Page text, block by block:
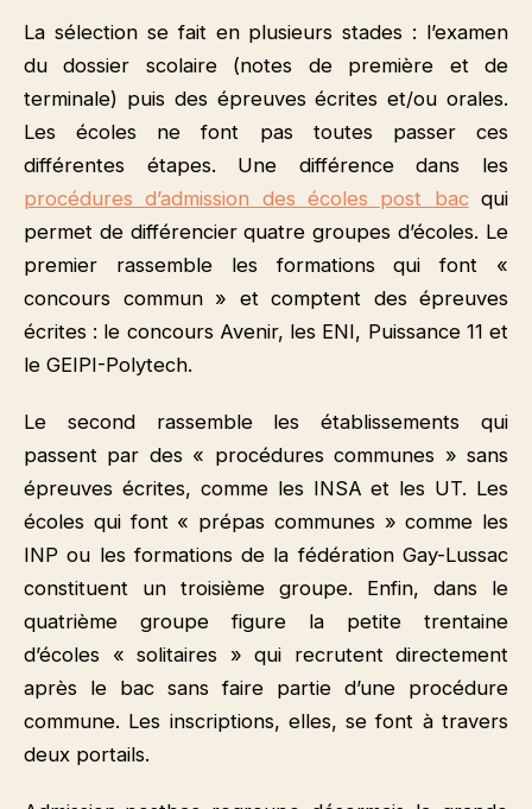
La sélection se fait en plusieurs stades : l’examen
du dossier scolaire (notes de première et de
terminale) puis des épreuves écrites et/ou orales.
Les écoles ne font pas toutes passer ces
différentes étapes. Une différence dans les
procédures d’admission des écoles post bacqui
permet de différencier quatre groupes d’écoles. Le
premier rassemble les formations qui font «
concours commun » et comptent des épreuves
écrites : le concours Avenir, les ENI, Puissance 11 et
le GEIPI-Polytech.
Le second rassemble les établissements qui
passent par des « procédures communes » sans
épreuves écrites, comme les INSA et les UT. Les
écoles qui font « prépas communes » comme les
INP ou les formations de la fédération Gay-Lussac
constituent un troisième groupe. Enfin, dans le
quatrième groupe figure la petite trentaine
d’écoles « solitaires » qui recrutent directement
après le bac sans faire partie d’une procédure
commune. Les inscriptions, elles, se font à travers
deux portails.